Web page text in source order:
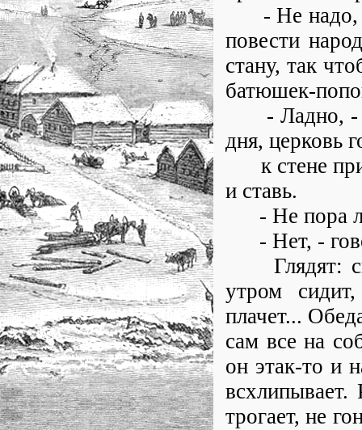
- Не надо, -
повести
стану, так
батюшек-
- Ладно, -
дня, церковь
к стене
и ставь.
- Не пора
- Нет, -
Глядят:
утром
плачет...
сам все на
он этак-то и
трогает, не